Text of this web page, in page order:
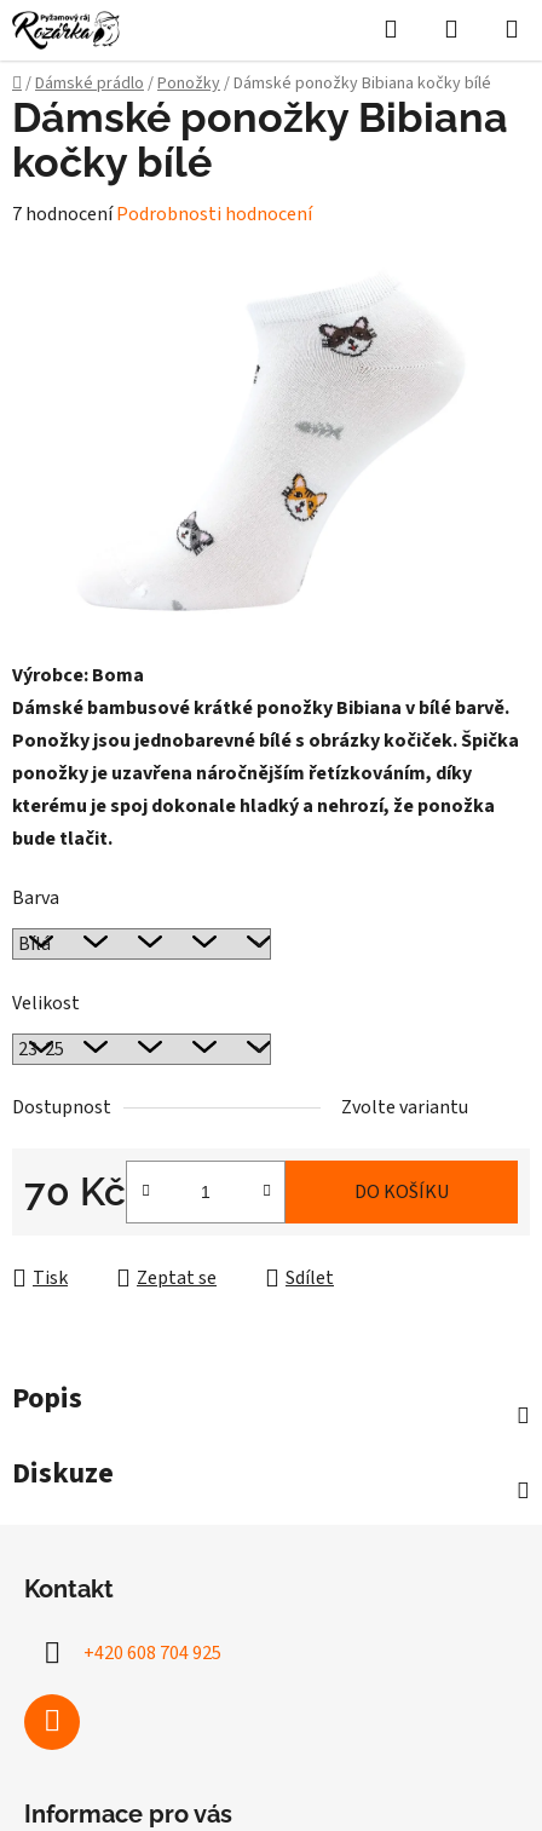
Přejít
na
obsah
Hledat
KOŠÍK
Domů
/Dámské prádlo/Ponožky/Dámské ponožky Bibiana kočky bílé
Výrobce: Boma
Dámské bambusové krátké ponožky Bibiana v bílé barvě.
Ponožky jsou jednobarevné bílés obrázky kočiček. Špička
ponožky je uzavřena náročnějším řetízkováním, díky
kterému je spoj dokonale hladký a nehrozí, že ponožka
bude tlačit.
Barva
Velikost
Dostupnost Zvolte variantu
70 Kč DO KOŠÍKU
Tisk Zeptat se Sdílet
Dámské ponožky Bibiana
kočky bílé
Průměrné
7 hodnoceníPodrobnosti hodnocení
Popis
Diskuze
Kontakt
+420 608 704 925
Informace pro vás